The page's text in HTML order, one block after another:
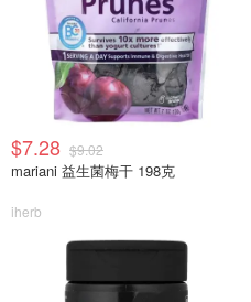
$7.28 $9.02
mariani 益生菌梅干 198克
iherb